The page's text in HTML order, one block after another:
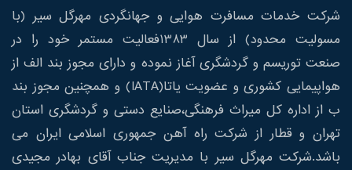
شرکت خدمات مسافرت هوایی و جهانگردی مهرگل سیر (با
مسولیت محدود) از سال 1383فعالیت مستمر خود را در
صنعت توریسم و گردشگری آغاز نموده و دارای مجوز بند الف از
هواپیمایی کشوری و عضویت یاتا(IATA) و همچنین مجوز بند
ب از اداره کل میراث فرهنگی،صنایع دستی و گردشگری استان
تهران و قطار از شرکت راه آهن جمهوری اسلامی ایران می
باشد.شرکت مهرگل سیر با مدیریت جناب آقای بهادر مجیدی